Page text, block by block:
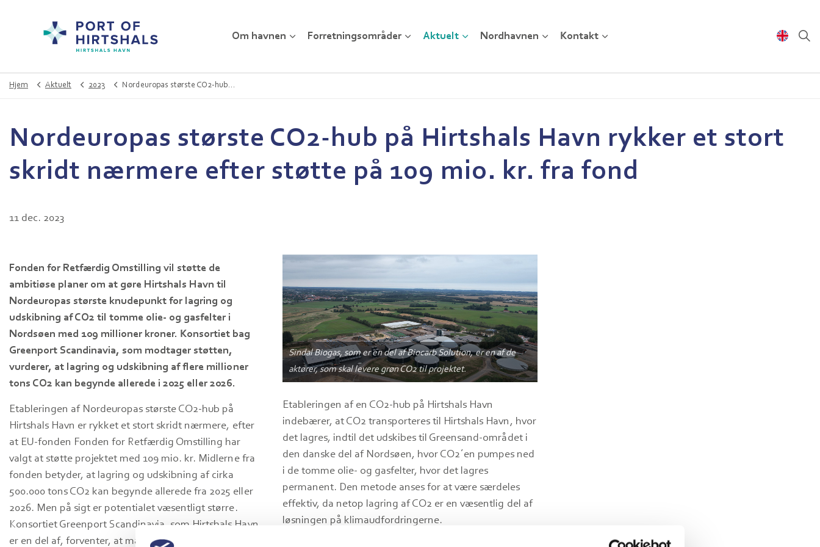
Om havnen Forretningsområder Aktuelt Nordhavnen Kontakt
Hjem Aktuelt 2023 Nordeuropas største CO2-hub på Hirtshals Havn rykker et stort skridt nærmere efter støtte på 109 mio. kr. fra fond
Nordeuropas største CO2-hub på Hirtshals Havn rykker et stort
skridt nærmere efter støtte på 109 mio. kr. fra fond
11 dec. 2023
Fonden for Retfærdig Omstilling vil støtte de
ambitiøse planer om at gøre Hirtshals Havn til
Nordeuropas største knudepunkt for lagring og
udskibning af CO2 til tomme olie- og gasfelter i
Nordsøen med 109 millioner kroner. Konsortiet bag
Greenport Scandinavia, som modtager støtten,
vurderer, at lagring og udskibning af flere millioner
tons CO2 kan begynde allerede i 2025 eller 2026.
Etableringen af Nordeuropas største CO2-hub på
Hirtshals Havn er rykket et stort skridt nærmere, efter
at EU-fonden Fonden for Retfærdig Omstilling har
valgt at støtte projektet med 109 mio. kr. Midlerne fra
fonden betyder, at lagring og udskibning af cirka
500.000 tons CO2 kan begynde allerede fra 2025 eller
2026. Men på sigt er potentialet væsentligt større.
Konsortiet Greenport Scandinavia, som Hirtshals Havn
er en del af, forventer, at mængden kan stige til cirka 3
Sindal Biogas, som er en del af Biocarb Solution, er en af de
aktører, som skal levere grøn CO2 til projektet.
Etableringen af en CO2-hub på Hirtshals Havn
indebærer, at CO2 transporteres til Hirtshals Havn, hvor
det lagres, indtil det udskibes til Greensand-området i
den danske del af Nordsøen, hvor CO2´en pumpes ned
i de tomme olie- og gasfelter, hvor det lagres
permanent. Den metode anses for at være særdeles
effektiv, da netop lagring af CO2 er en væsentlig del af
løsningen på klimaudfordringerne.